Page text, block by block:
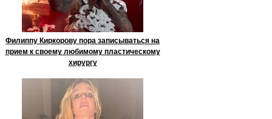
Филиппу Киркорову пора записываться на
прием к своему любимому пластическому
хирургу